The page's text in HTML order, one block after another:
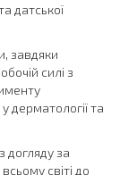
датської
завдяки
силі з
та
догляду за
світі до